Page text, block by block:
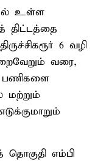
உள்ள
திட்டத்தை
6 வழி
வரை,
பணிகளை
மற்றும்
தொகுதி எம்பி